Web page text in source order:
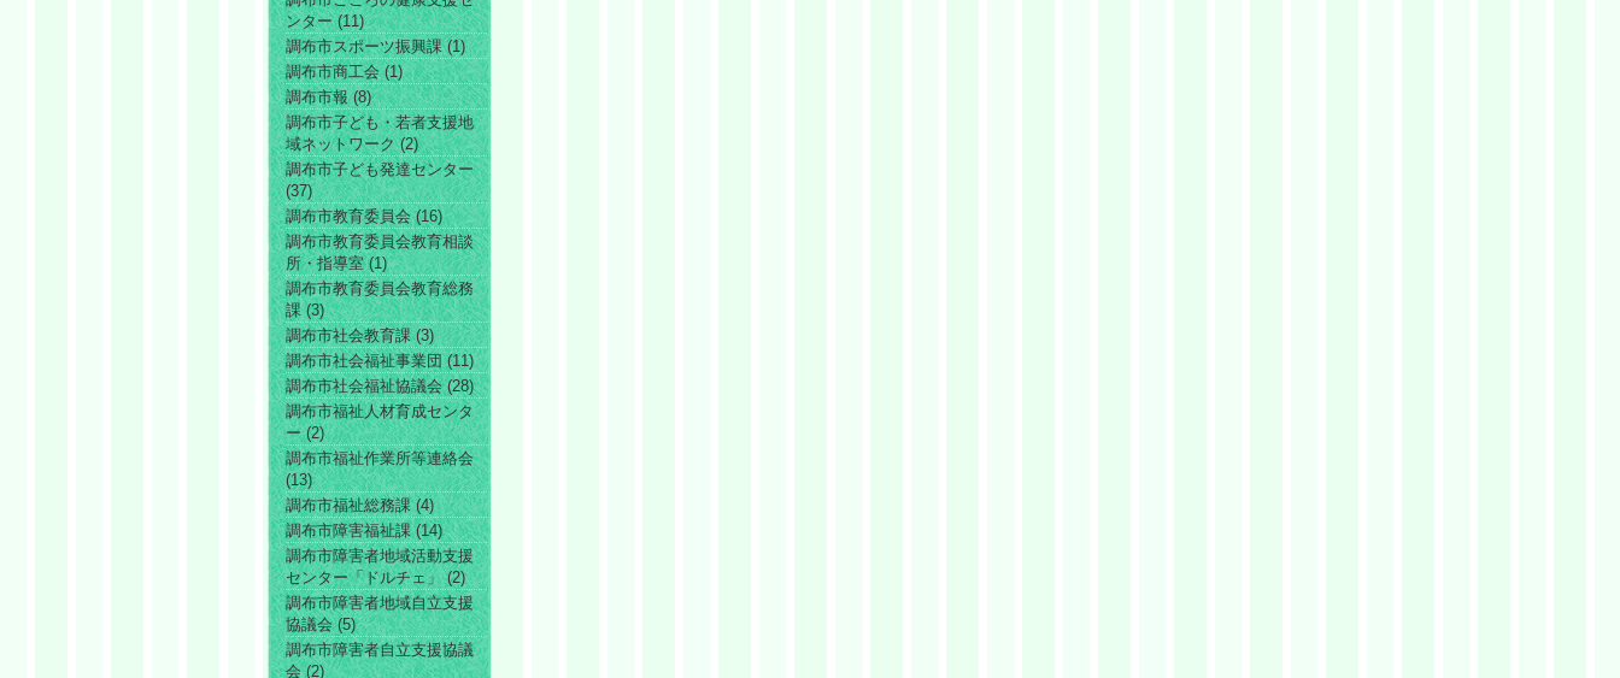
ンター (11)
調布市スポーツ振興課 (1)
調布市商工会 (1)
調布市報 (8)
調布市子ども・若者支援地
域ネットワーク (2)
調布市子ども発達センター
(37)
調布市教育委員会 (16)
調布市教育委員会教育相談
所・指導室 (1)
調布市教育委員会教育総務
課 (3)
調布市社会教育課 (3)
調布市社会福祉事業団 (11)
調布市社会福祉協議会 (28)
調布市福祉人材育成センタ
ー (2)
調布市福祉作業所等連絡会
(13)
調布市福祉総務課 (4)
調布市障害福祉課 (14)
調布市障害者地域活動支援
センター「ドルチェ」 (2)
調布市障害者地域自立支援
協議会 (5)
調布市障害者自立支援協議
会 (2)